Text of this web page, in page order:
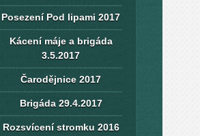
Posezení Pod lipami 2017
Kácení máje a brigáda
3.5.2017
Čarodějnice 2017
Brigáda 29.4.2017
Rozsvícení stromku 2016